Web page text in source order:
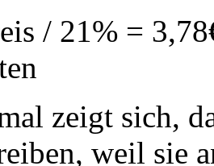
/ 21% =
zeigt sich,
weil sie